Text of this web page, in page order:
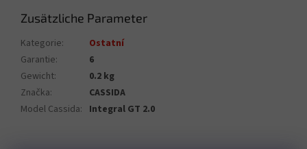
Zusätzliche Parameter
Kategorie:
Ostatní
Garantie:
6
Gewicht:
0.2 kg
Značka:
CASSIDA
Model Cassida: Integral GT 2.0